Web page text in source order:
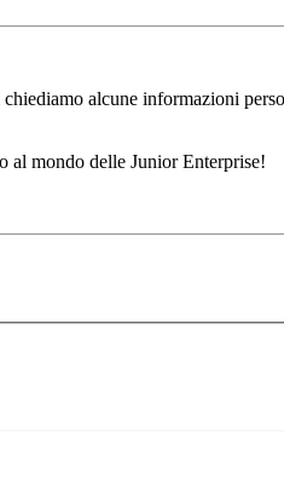
alcune informazioni
al mondo delle Junior Enterprise!